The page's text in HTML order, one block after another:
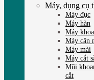
Máy, dụng cụ
Máy đục
Máy hàn
Máy
Máy cân
Máy mài
Máy cắt
Mũi
cắt